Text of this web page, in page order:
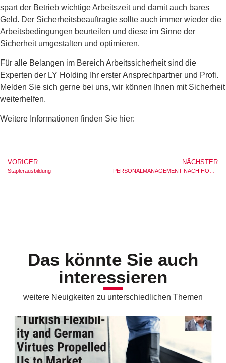
spart der Betrieb wichtige Arbeitszeit und damit auch bares
Geld. Der Sicherheitsbeauftragte sollte auch immer wieder die
Arbeitsbedingungen beurteilen und diese im Sinne der
Sicherheit umgestalten und optimieren.
Für alle Belangen im Bereich Arbeitssicherheit sind die
Experten der LY Holding Ihr erster Ansprechpartner und Profi.
Melden Sie sich gerne bei uns, wir können Ihnen mit Sicherheit
weiterhelfen.
Weitere Informationen finden Sie hier:
VORIGER
Staplerausbildung
NÄCHSTER
Das könnte Sie auch
interessieren
weitere Neuigkeiten zu unterschiedlichen Themen